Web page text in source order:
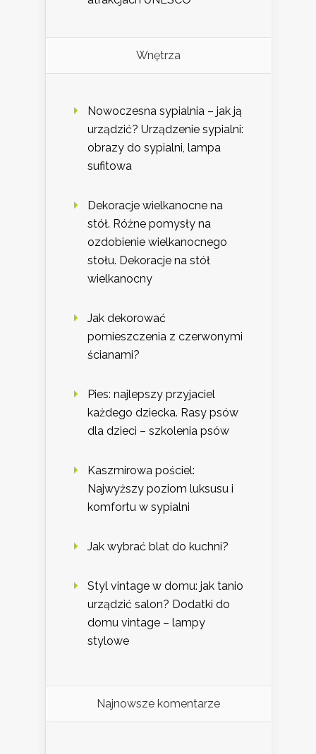
Wnętrza
Nowoczesna sypialnia – jak ją
urządzić? Urządzenie sypialni:
obrazy do sypialni, lampa
sufitowa
Dekoracje wielkanocne na
stół. Różne pomysły na
ozdobienie wielkanocnego
stołu. Dekoracje na stół
wielkanocny
Jak dekorować
pomieszczenia z czerwonymi
ścianami?
Pies: najlepszy przyjaciel
każdego dziecka. Rasy psów
dla dzieci – szkolenia psów
Kaszmirowa pościel:
Najwyższy poziom luksusu i
komfortu w sypialni
Jak wybrać blat do kuchni?
Styl vintage w domu: jak tanio
urządzić salon? Dodatki do
domu vintage – lampy
stylowe
Najnowsze komentarze